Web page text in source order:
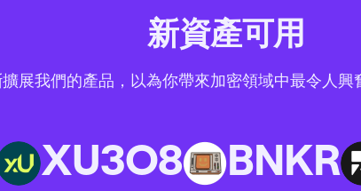
新資產可用
展我們的產品，以為你帶來加密領域中最令人興
XU3O8 XU3O8 BNKR BNKR